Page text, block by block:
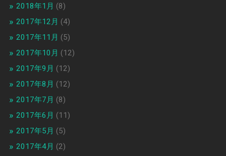
2018年1月 (8)
2017年12月 (4)
2017年11月 (5)
2017年10月 (12)
2017年9月 (12)
2017年8月 (12)
2017年7月 (8)
2017年6月 (11)
2017年5月 (5)
2017年4月 (2)